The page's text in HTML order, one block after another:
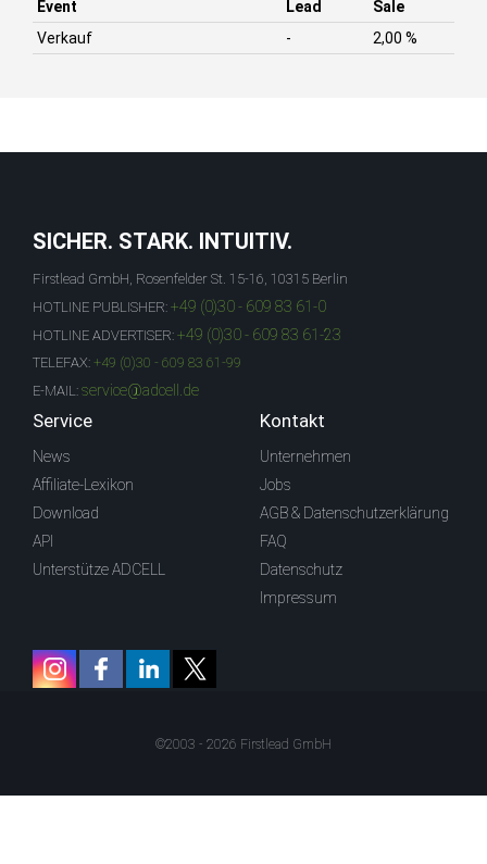
Event Lead
Sale
Verkauf
- 2,00 %
SICHER. STARK. INTUITIV.
Firstlead GmbH, Rosenfelder St. 15-16, 10315 Berlin
HOTLINE PUBLISHER: +49 (0)30 - 609 83 61-0
HOTLINE ADVERTISER: +49 (0)30 - 609 83 61-23
TELEFAX: +49 (0)30 - 609 83 61-99
E-MAIL: service@adcell.de
Service
News
Affiliate-Lexikon
Download
API
Unterstütze ADCELL
Kontakt
Unternehmen
Jobs
AGB & Datenschutzerklärung
FAQ
Datenschutz
Impressum
©2003 - 2026 Firstlead GmbH